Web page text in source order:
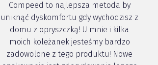
Compeed to najlepsza metoda by
uniknąć dyskomfortu gdy wychodzisz z
domu z opryszczką! U mnie i kilka
moich koleżanek jesteśmy bardzo
zadowolone z tego produktu! Nowe